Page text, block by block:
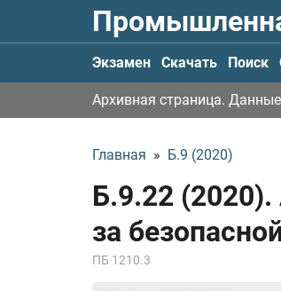
Экзамен Скачать Поиск
Архивная страница.
Главная » Б.9 (2020)
Б.9.22 (2020).
за
ПБ 1210.3